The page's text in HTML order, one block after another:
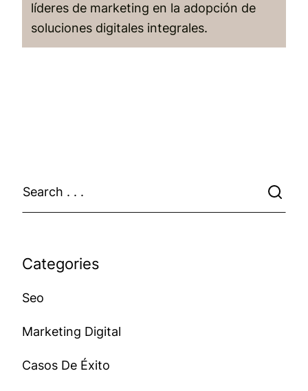
líderes de marketing en la adopción de
soluciones digitales integrales.
Categories
Seo
Marketing Digital
Casos De Éxito